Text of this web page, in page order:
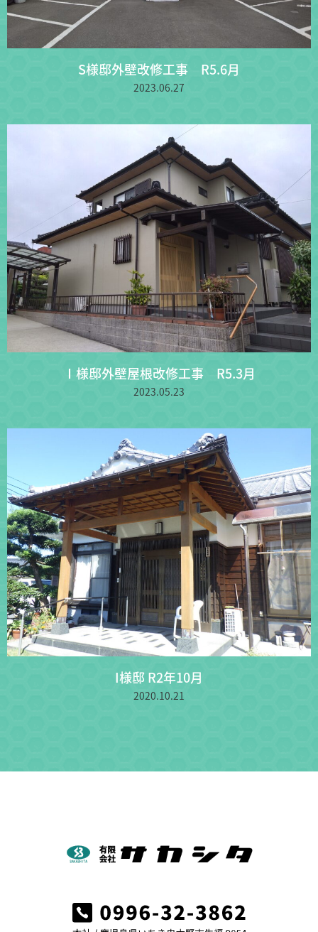
S様邸外壁改修工事 R5.6月
2023.06.27
Ⅰ様邸外壁屋根改修工事 R5.3月
2023.05.23
I様邸 R2年10月
2020.10.21